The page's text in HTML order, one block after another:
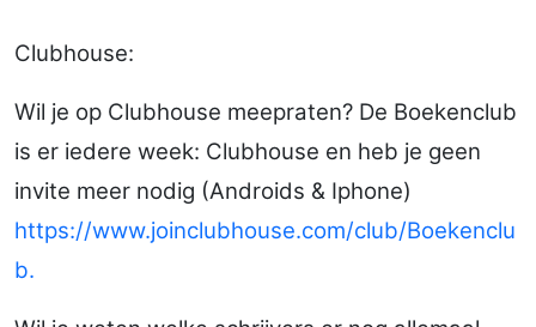
Clubhouse:
Wil je op Clubhouse meepraten? De Boekenclub
is er iedere week: Clubhouse en heb je geen
invite meer nodig (Androids & Iphone)
https://www.joinclubhouse.com/club/Boekenclu
b.